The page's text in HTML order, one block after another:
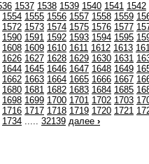
1537 1538 1539 1540 1541 1542
1554 1555 1556 1557 1558 1559
1572 1573 1574 1575 1576 1577
1590 1591 1592 1593 1594 1595
1608 1609 1610 1611 1612 1613
1626 1627 1628 1629 1630 1631
1644 1645 1646 1647 1648 1649
1662 1663 1664 1665 1666 1667
1680 1681 1682 1683 1684 1685
1698 1699 1700 1701 1702 1703
1716 1717 1718 1719 1720 1721
1734 ..... 32139 далее ›